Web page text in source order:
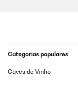
Categorias populares
Caves de Vinho